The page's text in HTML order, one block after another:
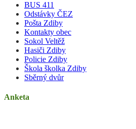
BUS 411
Odstávky ČEZ
Pošta Zdiby
Kontakty obec
Sokol Veltěž
Hasiči Zdiby
Policie Zdiby
Škola školka Zdiby
Sběrný dvůr
Anketa